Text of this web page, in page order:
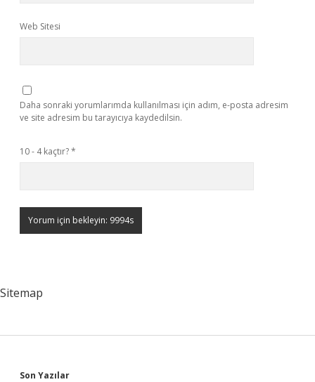
Web Sitesi
Daha sonraki yorumlarımda kullanılması için adım, e-posta adresim
ve site adresim bu tarayıcıya kaydedilsin.
10 - 4 kaçtır?*
Sitemap
Son Yazılar